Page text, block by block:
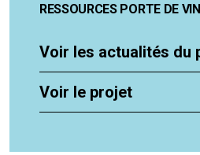
RESSOURCES PORTE DE
Voir les actualités du
Voir le projet